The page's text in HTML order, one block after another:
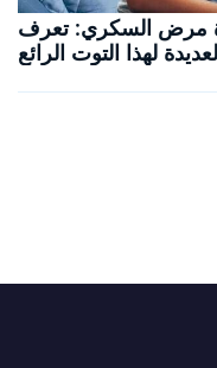
مرض السكري: تعرف
لهذا التوت الرائع